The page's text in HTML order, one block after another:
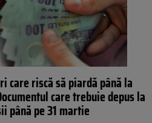
care riscă să piardă până la
care trebuie depus la
până pe 31 martie